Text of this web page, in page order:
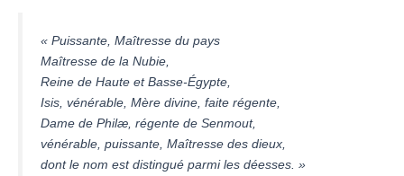
« Puissante, Maîtresse du pays
Maîtresse de la Nubie,
Reine de Haute et Basse-Égypte,
Isis, vénérable, Mère divine, faite régente,
Dame de Philæ, régente de Senmout,
vénérable, puissante, Maîtresse des dieux,
dont le nom est distingué parmi les déesses. »